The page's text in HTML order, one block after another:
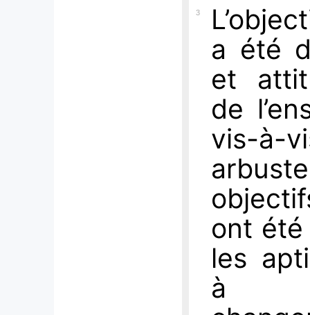
3
a été
et
de
vis-
ont
les
à